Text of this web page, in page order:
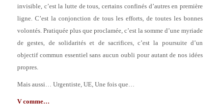
invisible, c’est la lutte de tous, certains confinés d’autres en première
ligne. C’est la conjonction de tous les efforts, de toutes les bonnes
volontés. Pratiquée plus que proclamée, c’est la somme d’une myriade
de gestes, de solidarités et de sacrifices, c’est la poursuite d’un
objectif commun essentiel sans aucun oubli pour autant de nos idées
propres.
Mais aussi… Urgentiste, UE, Une fois que…
V comme…